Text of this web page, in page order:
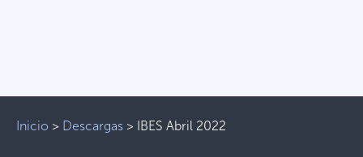
Inicio > Descargas > IBES Abril 2022